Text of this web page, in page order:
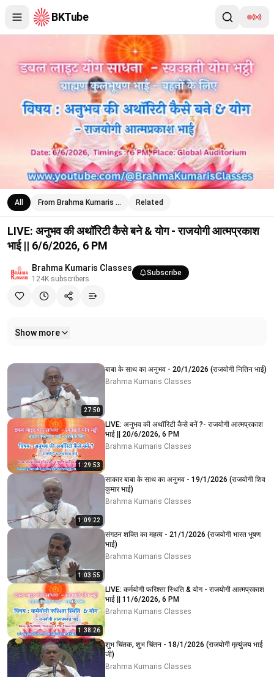
BKTube
LIVE: अनुभव की अथॉरिटी कैसे बने & योग - राजयोगी आत्मप्रकाश भाई || 6/
All From Brahma Kumaris … Related
LIVE: अनुभव की अथॉरिटी कैसे बने & योग - राजयोगी आत्मप्रकाश
भाई || 6/6/2026, 6 PM
Brahma Kumaris Classes
124K subscribers
Subscribe
Show more
Related videos
27:50
बाबा के साथ का अनुभव - 20/1/2026 (राजयोगी नितिन भाई)
Brahma Kumaris Classes
1:29:53
LIVE: अनुभव की अथॉरिटी कैसे बनें ?- राजयोगी आत्मप्रकाश
भाई || 20/6/2026, 6 PM
Brahma Kumaris Classes
1:09:22
साकार बाबा के साथ का अनुभव - 19/1/2026 (राजयोगी शिव
कुमार भाई)
Brahma Kumaris Classes
1:03:55
संगठन शक्ति का महत्व - 21/1/2026 (राजयोगी भारत भूषण
भाई)
Brahma Kumaris Classes
1:38:26
LIVE: कर्मयोगी फरिश्ता स्थिति & योग - राजयोगी आत्मप्रकाश
भाई || 11/6/2026, 6 PM
Brahma Kumaris Classes
शुभ चिंतक, शुभ चिंतन - 18/1/2026 (राजयोगी मृत्युंजय भाई
जी)
Brahma Kumaris Classes